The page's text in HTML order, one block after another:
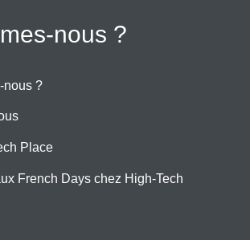
nous ?
nous ?
Place
French Days chez High-Tech